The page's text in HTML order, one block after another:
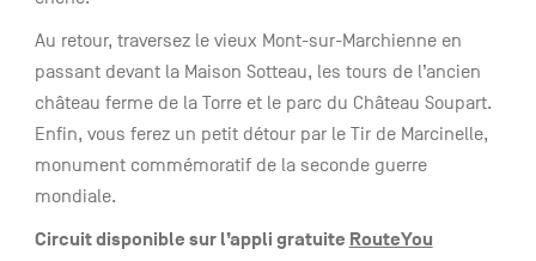
Au retour, traversez le vieux Mont-sur-Marchienne en
passant devant la Maison Sotteau, les tours de l’ancien
château ferme de la Torre et le parc du Château Soupart.
Enfin, vous ferez un petit détour par le Tir de Marcinelle,
monument commémoratif de la seconde guerre
mondiale.
Circuit disponible sur l’appli gratuite RouteYou